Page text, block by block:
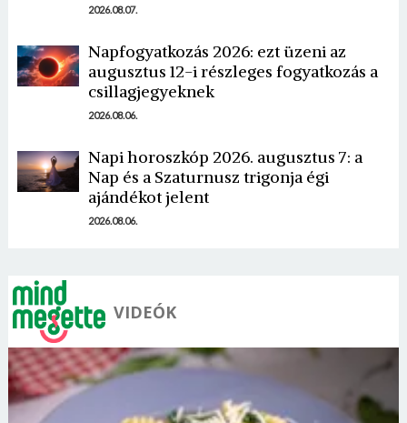
2026.08.07.
Napfogyatkozás 2026: ezt üzeni az
augusztus 12-i részleges fogyatkozás a
csillagjegyeknek
2026.08.06.
Napi horoszkóp 2026. augusztus 7: a
Nap és a Szaturnusz trigonja égi
ajándékot jelent
2026.08.06.
VIDEÓK
Borsonline bejelentkezés
E-mail cím vagy felhasználónév
Jelszó